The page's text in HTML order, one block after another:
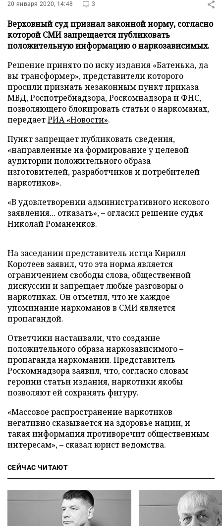
20 января 2020, 14:48 3
Верховный суд признал законной норму, согласно
которой СМИ запрещается публиковать
положительную информацию о наркозависимых.
Решение принято по иску издания «Батенька, да
вы трансформер», представители которого
просили признать незаконным пункт приказа
МВД, Роспотребнадзора, Роскомнадзора и ФНС,
позволяющего блокировать статьи о наркоманах,
передаетРИА «Новости».
Пункт запрещает публиковать сведения,
«направленные на формирование у целевой
аудитории положительного образа
изготовителей, разработчиков и потребителей
наркотиков».
«В удовлетворении административного искового
заявления... отказать», – огласил решение судья
Николай Романенков.
На заседании представитель истца Кирилл
Коротеев заявил, что эта норма является
ограничением свободы слова, общественной
дискуссии и запрещает любые разговоры о
наркотиках. Он отметил, что не каждое
упоминание наркоманов в СМИ является
пропагандой.
Ответчики настаивали, что создание
положительного образа наркозависимого –
пропаганда наркомании. Представитель
Роскомнадзора заявил, что, согласно словам
героини статьи издания, наркотики якобы
позволяют ей сохранять фигуру.
«Массовое распространение наркотиков
негативно сказывается на здоровье нации, и
такая информация противоречит общественным
интересам», – сказал юрист ведомства.
СЕЙЧАС ЧИТАЮТ